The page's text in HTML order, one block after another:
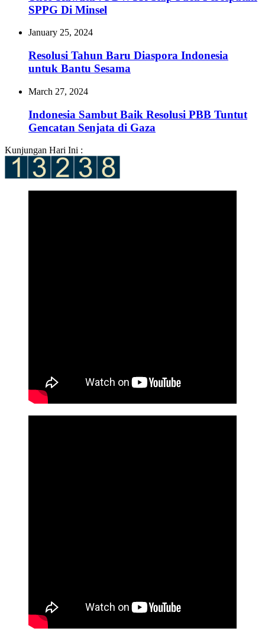
SPPG Di Minsel
January 25, 2024
Resolusi Tahun Baru Diaspora Indonesia
untuk Bantu Sesama
March 27, 2024
Indonesia Sambut Baik Resolusi PBB Tuntut
Gencatan Senjata di Gaza
Kunjungan Hari Ini :